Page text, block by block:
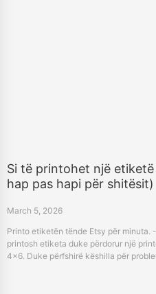
Printo etiketën tënde Etsy për minuta.
printosh etiketa duke përdorur një